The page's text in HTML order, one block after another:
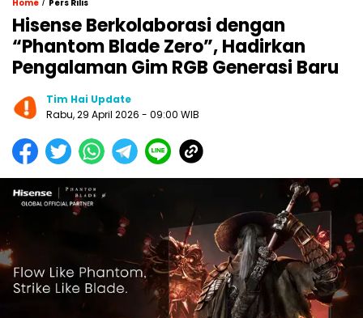
Home Pers Rilis
Hisense Berkolaborasi dengan
“Phantom Blade Zero”, Hadirkan
Pengalaman Gim RGB Generasi Baru
Tim Hai Update
Rabu, 29 April 2026 - 09:00 WIB